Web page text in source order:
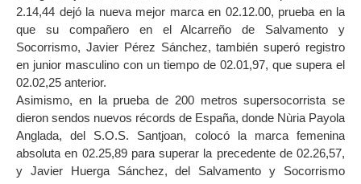
2.14,44 dejó la nueva mejor marca en 02.12.00, prueba en la
que su compañero en el Alcarreño de Salvamento y
Socorrismo, Javier Pérez Sánchez, también superó registro
en junior masculino con un tiempo de 02.01,97, que supera el
02.02,25 anterior.
Asimismo, en la prueba de 200 metros supersocorrista se
dieron sendos nuevos récords de España, donde Nùria Payola
Anglada, del S.O.S. Santjoan, colocó la marca femenina
absoluta en 02.25,89 para superar la precedente de 02.26,57,
y Javier Huerga Sánchez, del Salvamento y Socorrismo